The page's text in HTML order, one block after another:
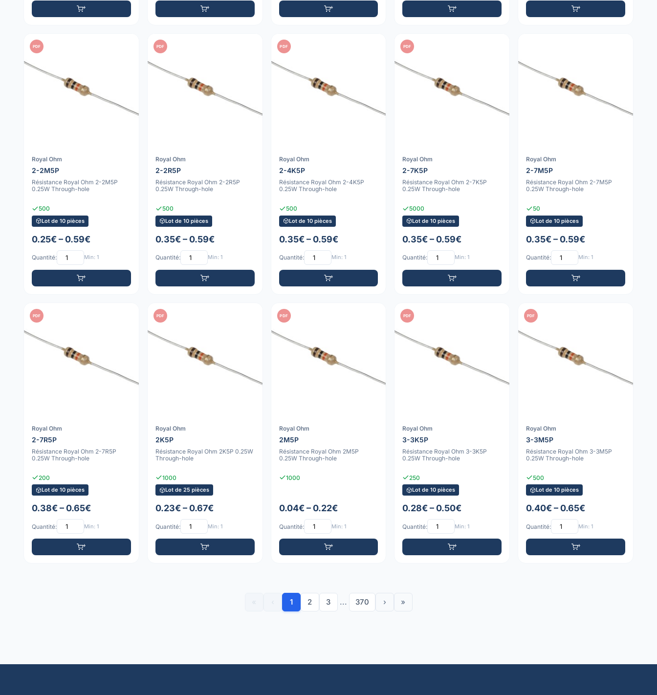
PDF
Royal Ohm
2-2M5P
Résistance Royal Ohm 2-2M5P
0.25W Through-hole
500
Lot de 10 pièces
0.25€ – 0.59€
Quantité: Min: 1
PDF
Royal Ohm
2-2R5P
Résistance Royal Ohm 2-2R5P
0.25W Through-hole
500
Lot de 10 pièces
0.35€ – 0.59€
Quantité: Min: 1
PDF
Royal Ohm
2-4K5P
Résistance Royal Ohm 2-4K5P
0.25W Through-hole
500
Lot de 10 pièces
0.35€ – 0.59€
Quantité: Min: 1
PDF
Royal Ohm
2-7K5P
Résistance Royal Ohm 2-7K5P
0.25W Through-hole
5000
Lot de 10 pièces
0.35€ – 0.59€
Quantité: Min: 1
Royal Ohm
2-7M5P
Résistance Royal Ohm 2-7M5P
0.25W Through-hole
50
Lot de 10 pièces
0.35€ – 0.59€
Quantité: Min: 1
PDF
Royal Ohm
2-7R5P
Résistance Royal Ohm 2-7R5P
0.25W Through-hole
200
Lot de 10 pièces
0.38€ – 0.65€
Quantité: Min: 1
PDF
Royal Ohm
2K5P
Résistance Royal Ohm 2K5P 0.25W
Through-hole
1000
Lot de 25 pièces
0.23€ – 0.67€
Quantité: Min: 1
PDF
Royal Ohm
2M5P
Résistance Royal Ohm 2M5P
0.25W Through-hole
1000
0.04€ – 0.22€
Quantité: Min: 1
PDF
Royal Ohm
3-3K5P
Résistance Royal Ohm 3-3K5P
0.25W Through-hole
250
Lot de 10 pièces
0.28€ – 0.50€
Quantité: Min: 1
PDF
Royal Ohm
3-3M5P
Résistance Royal Ohm 3-3M5P
0.25W Through-hole
500
Lot de 10 pièces
0.40€ – 0.65€
Quantité: Min: 1
1 2 3 ... 370 › »